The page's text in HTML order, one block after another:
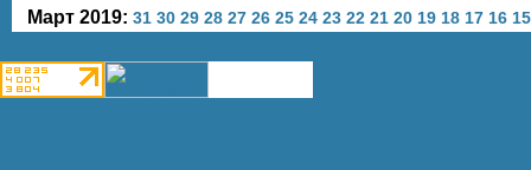
Март 2019: 31 30 29 28 27 26 25 24 23 22 21 20 19 18 17 16 15